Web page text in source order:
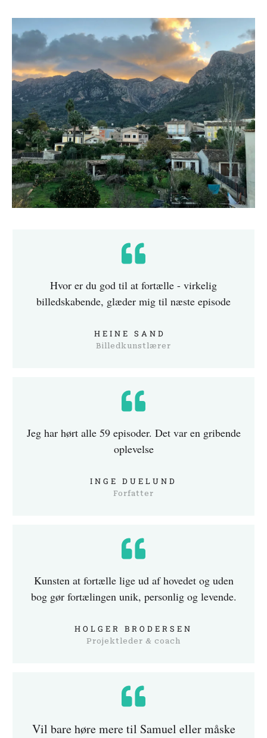
Hvor er du god til at fortælle - virkelig
billedskabende, glæder mig til næste episode
HEINE SAND
Billedkunstlærer
Jeg har hørt alle 59 episoder. Det var en gribende
oplevelse
INGE DUELUND
Forfatter
Kunsten at fortælle lige ud af hovedet og uden
bog gør fortælingen unik, personlig og levende.
HOLGER BRODERSEN
Projektleder & coach
Vil bare høre mere til Samuel eller måske